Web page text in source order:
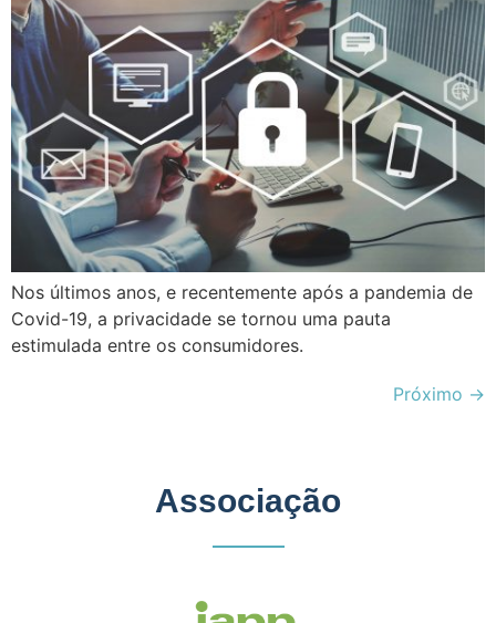
Nos últimos anos, e recentemente após a pandemia de
Covid-19, a privacidade se tornou uma pauta
estimulada entre os consumidores.
Próximo →
Associação